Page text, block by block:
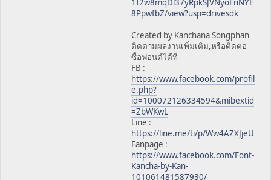
1I2w8mqDl37yRpkSJVNyoEnNYE
8PpwfbZ/view?usp=drivesdk
Created by Kanchana Songphan
ติดตามผลงานเพิ่มเติม,หรือติดต่อ
ซื้อฟอนต์ได้ที่
FB :
https://www.facebook.com/profil
e.php?
id=100072126334594&mibextid
=ZbWKwL
Line :
https://line.me/ti/p/Ww4AZXJjeU
Fanpage :
https://www.facebook.com/Font-
Kancha-by-Kan-
101061481587930/